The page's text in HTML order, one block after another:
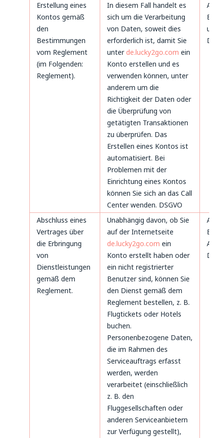
Erstellung eines
Kontos gemäß
den
Bestimmungen
vom Reglement
(im Folgenden:
Reglement).
In diesem Fall handelt es
sich um die Verarbeitung
von Daten, soweit dies
erforderlich ist, damit Sie
unterde.lucky2go.com ein
Konto erstellen und es
verwenden können, unter
anderem um die
Richtigkeit der Daten oder
die Überprüfung von
getätigten Transaktionen
zu überprüfen. Das
Erstellen eines Kontos ist
automatisiert. Bei
Problemen mit der
Einrichtung eines Kontos
können Sie sich an das Call
Center wenden. DSGVO
B.
Abschluss eines
Vertrages über
die Erbringung
von
Dienstleistungen
gemäß dem
Reglement.
Unabhängig davon, ob Sie
auf der Internetseite
de.lucky2go.com ein
Konto erstellt haben oder
ein nicht registrierter
Benutzer sind, können Sie
den Dienst gemäß dem
Reglement bestellen, z. B.
Flugtickets oder Hotels
buchen.
Personenbezogene Daten,
die im Rahmen des
Serviceauftrags erfasst
werden, werden
verarbeitet (einschließlich
z. B. den
Fluggesellschaften oder
anderen Serviceanbietern
zur Verfügung gestellt),
B.